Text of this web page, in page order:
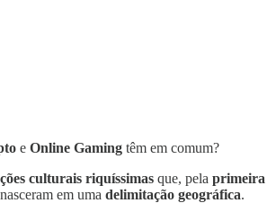
e Online Gaming têm em comum?
culturais riquíssimas que, pela primeira
em uma delimitação geográfica.